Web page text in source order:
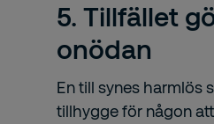
5. Tillfället
onödan
En till synes harmlös
tillhygge för någon